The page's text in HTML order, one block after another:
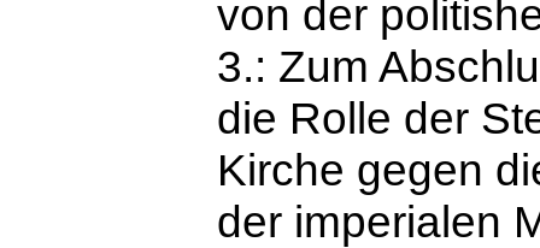
von der
3.: Zum
die Rolle der
Kirche gegen
der imperialen